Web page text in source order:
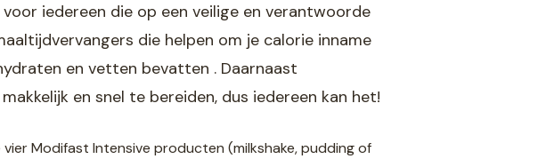
iedereen die op een veilige en verantwoorde
die helpen om je calorie inname
en vetten bevatten . Daarnaast
en snel te bereiden, dus iedereen kan het!
Modifast Intensive producten (milkshake, pudding of